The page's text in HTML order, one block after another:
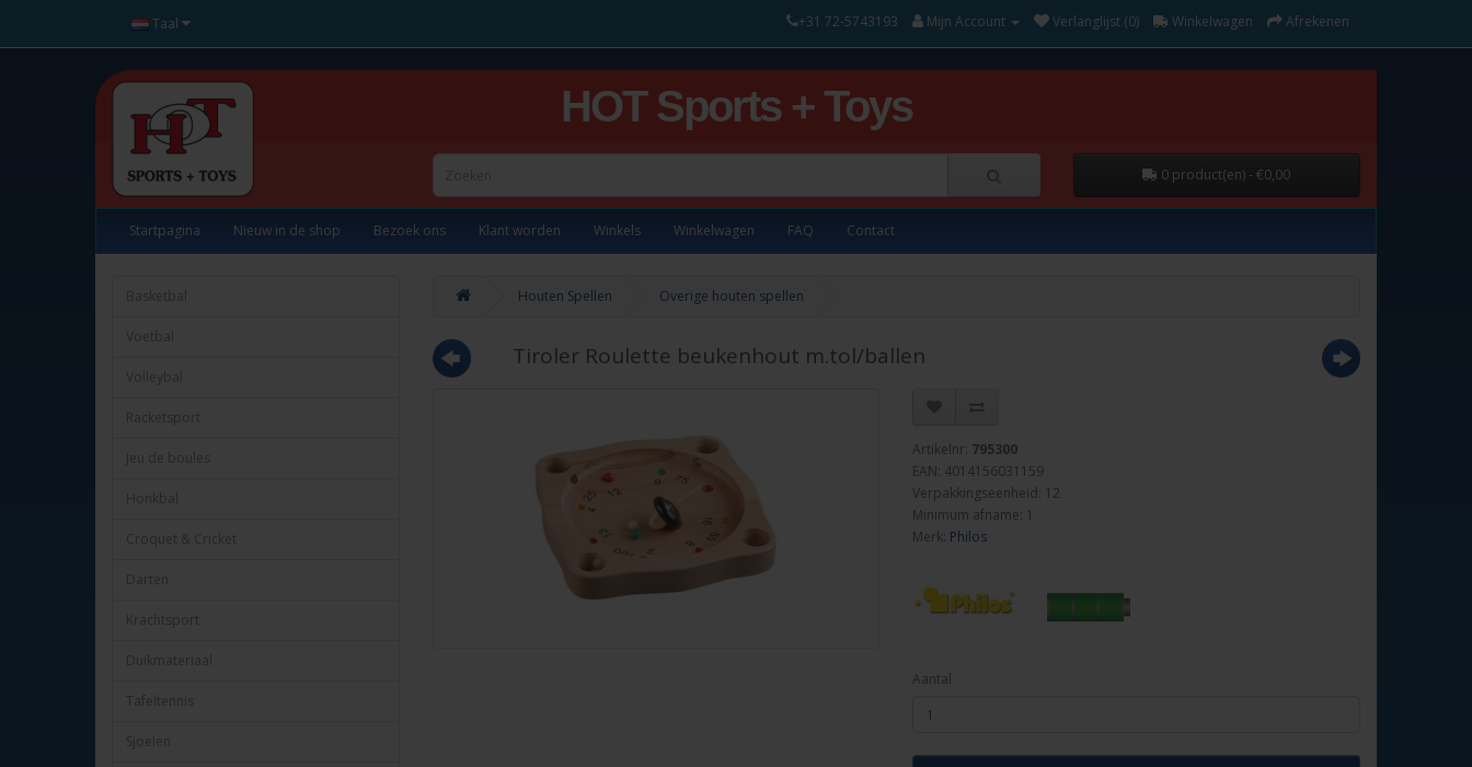
Taal +31 72-5743193 Mijn Account Verlanglijst (0) Winkelwagen Afrekenen
HOT Sports + Toys
0 product(en) - €0,00
Startpagina Nieuw in de shop Bezoek ons Klant worden Winkels Winkelwagen FAQ Contact
Basketbal
Voetbal
Volleybal
Racketsport
Jeu de boules
Honkbal
Croquet & Cricket
Darten
Krachtsport
Duikmateriaal
Tafeltennis
Sjoelen
Houten Spellen Overige houten spellen
Tiroler Roulette beukenhout m.tol/ballen
Artikelnr: 795300
EAN: 4014156031159
Verpakkingseenheid: 12
Minimum afname: 1
Merk: Philos
Aantal